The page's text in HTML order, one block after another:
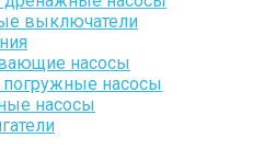
выключатели
насосы
насосы
насосы